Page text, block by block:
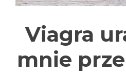
Viagra
mnie